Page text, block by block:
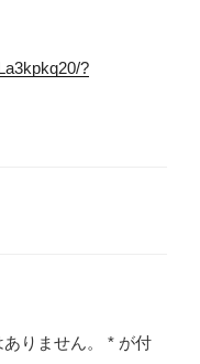
?
りません。 * が付